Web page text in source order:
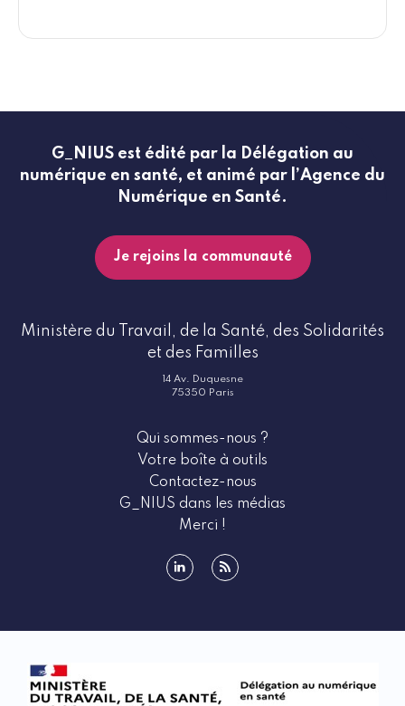
G_NIUS est édité par la Délégation au
numérique en santé, et animé par l’Agence du
Numérique en Santé.
Je rejoins la communauté
Ministère du Travail, de la Santé, des Solidarités
et des Familles
14 Av. Duquesne
75350 Paris
Qui sommes-nous ?
Votre boîte à outils
Contactez-nous
G_NIUS dans les médias
Merci !